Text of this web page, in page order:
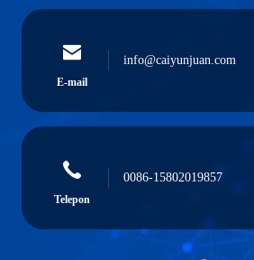
E-mail
info@caiyunjuan.com
Telepon
0086-15802019857